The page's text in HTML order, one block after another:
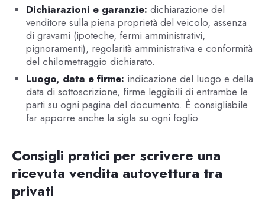
Dichiarazioni e garanzie: dichiarazione del
venditore sulla piena proprietà del veicolo, assenza
di gravami (ipoteche, fermi amministrativi,
pignoramenti), regolarità amministrativa e conformità
del chilometraggio dichiarato.
Luogo, data e firme: indicazione del luogo e della
data di sottoscrizione, firme leggibili di entrambe le
parti su ogni pagina del documento. È consigliabile
far apporre anche la sigla su ogni foglio.
Consigli pratici per scrivere una
ricevuta vendita autovettura tra
privati